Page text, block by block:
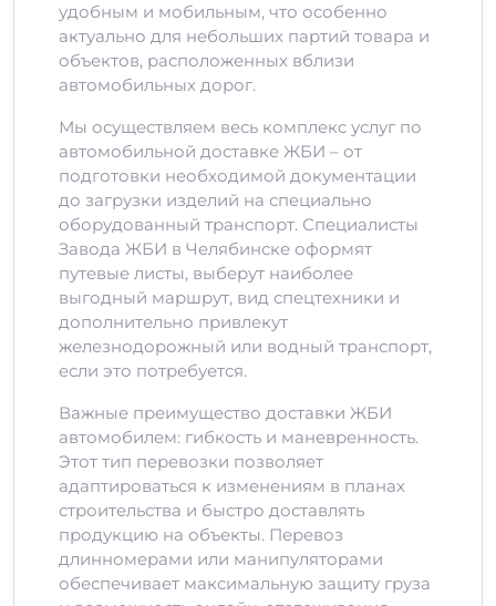
удобным и мобильным, что особенно
актуально для небольших партий товара и
объектов, расположенных вблизи
автомобильных дорог.
Мы осуществляем весь комплекс услуг по
автомобильной доставке ЖБИ – от
подготовки необходимой документации
до загрузки изделий на специально
оборудованный транспорт. Специалисты
Завода ЖБИ в Челябинске оформят
путевые листы, выберут наиболее
выгодный маршрут, вид спецтехники и
дополнительно привлекут
железнодорожный или водный транспорт,
если это потребуется.
Важные преимущество доставки ЖБИ
автомобилем: гибкость и маневренность.
Этот тип перевозки позволяет
адаптироваться к изменениям в планах
строительства и быстро доставлять
продукцию на объекты. Перевоз
длинномерами или манипуляторами
обеспечивает максимальную защиту груза